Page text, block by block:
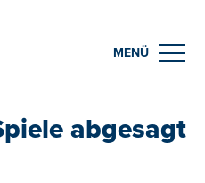
MENÜ
abgesagt